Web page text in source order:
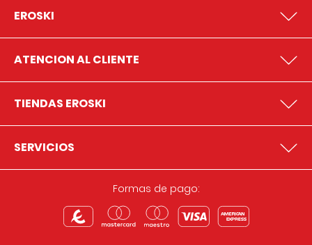
EROSKI
ATENCION AL CLIENTE
TIENDAS EROSKI
SERVICIOS
Formas de pago: